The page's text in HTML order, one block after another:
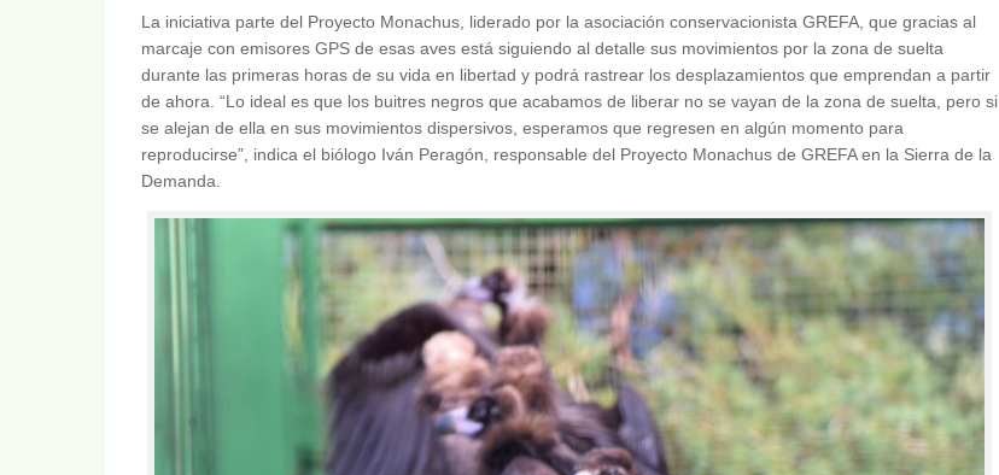
La iniciativa parte del Proyecto Monachus, liderado por la asociación conservacionista GREFA, que gracias al
marcaje con emisores GPS de esas aves está siguiendo al detalle sus movimientos por la zona de suelta
durante las primeras horas de su vida en libertad y podrá rastrear los desplazamientos que emprendan a partir
de ahora. “Lo ideal es que los buitres negros que acabamos de liberar no se vayan de la zona de suelta, pero si
se alejan de ella en sus movimientos dispersivos, esperamos que regresen en algún momento para
reproducirse”, indica el biólogo Iván Peragón, responsable del Proyecto Monachus de GREFA en la Sierra de la
Demanda.